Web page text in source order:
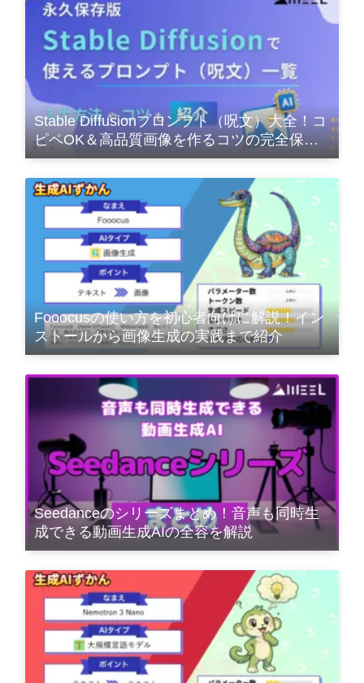
Stable Diffusionプロンプト（呪文）大全！コ
ピペOK＆高品質画像を作るコツの完全保存
版
Fooocusの使い方を初心者向けに解説！イン
ストールから画像生成の実践まで紹介
Seedanceのシリーズまとめ！音声も同時生
成できる動画生成AIの全容を解説